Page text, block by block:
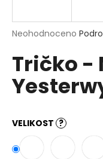
Průměrné
produktu
0,0
z
Neohodnoceno
Tričko -
VELIKOST ?
j
t
?